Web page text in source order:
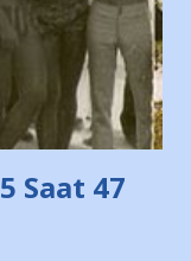
merkezlerini
okuduğum bu
Saat 47